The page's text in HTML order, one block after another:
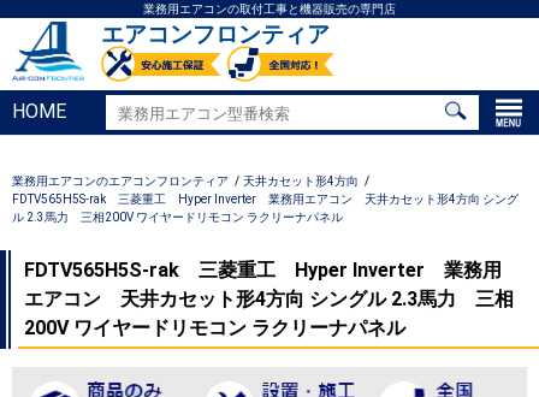
業務用エアコンの取付工事と機器販売の専門店
エアコンフロンティア
HOME
業務用エアコンのエアコンフロンティア
天井カセット形4方向
FDTV565H5S-rak 三菱重工 Hyper Inverter 業務用エアコン 天井カセット形4方向 シング
ル 2.3馬力 三相200V ワイヤードリモコン ラクリーナパネル
FDTV565H5S-rak 三菱重工 Hyper Inverter 業務用
エアコン 天井カセット形4方向 シングル 2.3馬力 三相
200V ワイヤードリモコン ラクリーナパネル